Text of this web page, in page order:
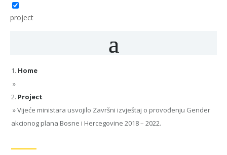
project
Home
»
Project
»Vijeće ministara usvojilo Završni izvještaj o provođenju Gender
akcionog plana Bosne i Hercegovine 2018 – 2022.